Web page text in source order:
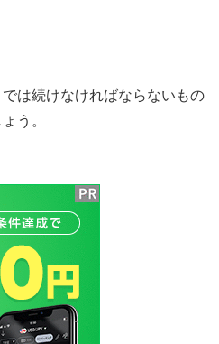
は続けなければならないもの
う。